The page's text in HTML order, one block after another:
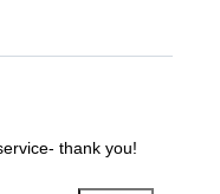
thank you!